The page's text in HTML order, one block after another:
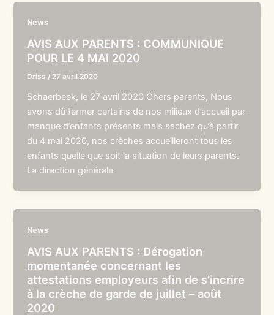
News
AVIS AUX PARENTS : COMMUNIQUE
POUR LE 4 MAI 2020
Driss / 27 avril 2020
Schaerbeek, le 27 avril 2020 Chers parents, Nous
avons dû fermer certains de nos milieux d’accueil par
manque d’enfants présents mais sachez qu’à partir
du 4 mai 2020, nos crèches accueilleront tous les
enfants quelle que soit la situation de leurs parents.
La direction générale
News
AVIS AUX PARENTS : Dérogation
momentanée concernant les
attestations employeurs afin de s’incrire
à la crèche de garde de juillet – août
2020